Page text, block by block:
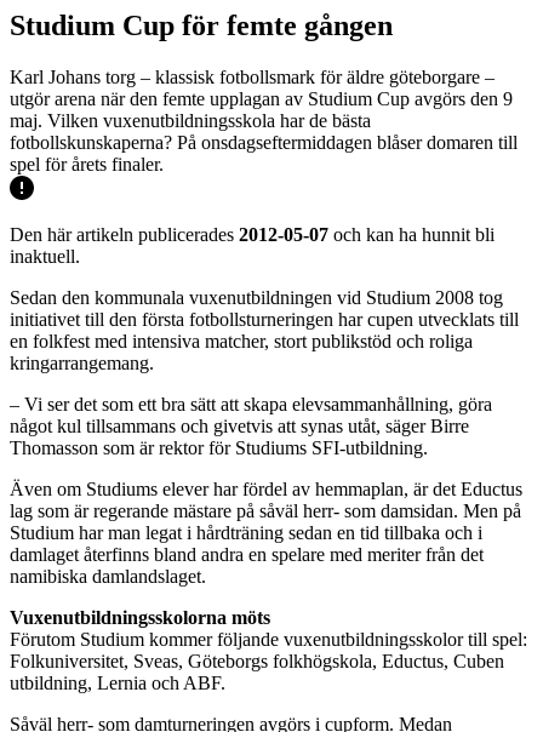
Studium Cup för femte gången
Karl Johans torg – klassisk fotbollsmark för äldre göteborgare –
utgör arena när den femte upplagan av Studium Cup avgörs den 9
maj. Vilken vuxenutbildningsskola har de bästa
fotbollskunskaperna? På onsdagseftermiddagen blåser domaren till
spel för årets finaler.
Den här artikeln publicerades 2012-05-07 och kan ha hunnit bli
inaktuell.
Sedan den kommunala vuxenutbildningen vid Studium 2008 tog
initiativet till den första fotbollsturneringen har cupen utvecklats till
en folkfest med intensiva matcher, stort publikstöd och roliga
kringarrangemang.
– Vi ser det som ett bra sätt att skapa elevsammanhållning, göra
något kul tillsammans och givetvis att synas utåt, säger Birre
Thomasson som är rektor för Studiums SFI-utbildning.
Även om Studiums elever har fördel av hemmaplan, är det Eductus
lag som är regerande mästare på såväl herr- som damsidan. Men på
Studium har man legat i hårdträning sedan en tid tillbaka och i
damlaget återfinns bland andra en spelare med meriter från det
namibiska damlandslaget.
Vuxenutbildningsskolorna möts
Förutom Studium kommer följande vuxenutbildningsskolor till spel:
Folkuniversitet, Sveas, Göteborgs folkhögskola, Eductus, Cuben
utbildning, Lernia och ABF.
Såväl herr- som damturneringen avgörs i cupform. Medan